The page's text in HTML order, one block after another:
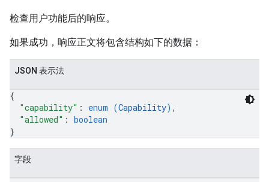
检查用户功能后的响应。
如果成功，响应正文将包含结构如下的数据：
JSON 表示法
{
"capability" : enum (Capability) ,
"allowed" : boolean
}
字段